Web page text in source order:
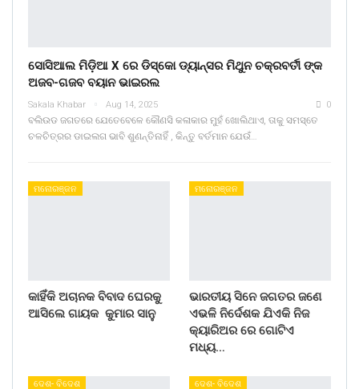
ସୋସିଆଲ ମିଡ଼ିଆ X ରେ ଡିସ୍କୋ ଡ୍ୟାନ୍ସର ମିଥୁନ ଚକ୍ରବର୍ତୀ ଙ୍କ
ଅଜବ-ଗଜବ ବୟାନ ଭାଇରଲ
Sakala Khabar Aug 14, 2025 0
ବଲିଉଡ ଜଗତରେ ଯେତେବେଳେ କୌଣସି କଳାକାର ମୁହଁ ଖୋଲିଥାଏ, ତାକୁ ସମସ୍ତେ
ଚଳଚିତ୍ରର ଡାଇଲଗ ଭାବି ଶୁଣନ୍ତିନାହିଁ , କିନ୍ତୁ ବର୍ତମାନ ଯେଉଁ…
ମନୋରଞ୍ଜନ
କାହିଁକି ଅଚାନକ ବିବାଦ ଘେରକୁ
ଆସିଲେ ଗାୟକ କୁମାର ସାନୁ
ମନୋରଞ୍ଜନ
ଭାରତୀୟ ସିନେ ଜଗତର ଜଣେ
ଏଭଳି ନିର୍ଦେଶକ ଯିଏକି ନିଜ
କ୍ୟାରିଅର ରେ ଗୋଟିଏ
ମଧ୍ୟ…
ଦେଶ- ବିଦେଶ ଦେଶ- ବିଦେଶ